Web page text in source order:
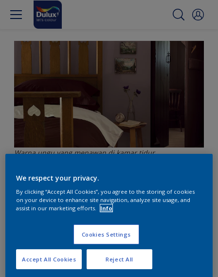
Warna ungu yang menawan di kamar tidur
Dapatkan pesona masa
lalu dengan warna ungu
Dinding ungu membawa kehangatan dan nostalgia
ke kamar tidur yang nyaman ini.
We respect your privacy.
By clicking “Accept All Cookies”, you agree to the storing of cookies
on your device to enhance site navigation, analyze site usage, and
assist in our marketing efforts.
Info
Cookies Settings
Reject All
Accept All Cookies